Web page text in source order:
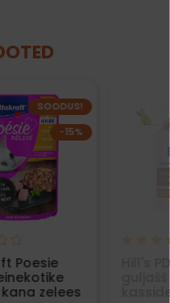
SOODUS!
−15%
Poesie
zelees
Hill's